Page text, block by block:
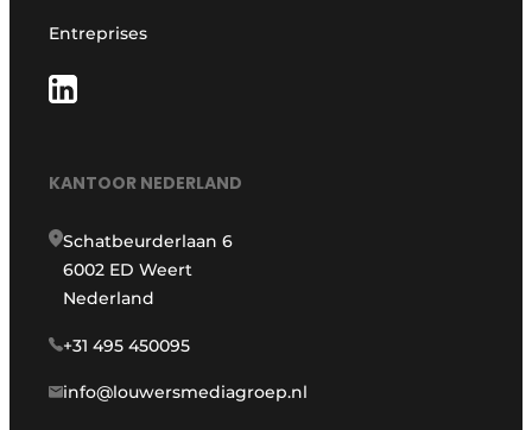
Entreprises
KANTOOR NEDERLAND
Schatbeurderlaan 6
6002 ED Weert
Nederland
+31 495 450095
info@louwersmediagroep.nl